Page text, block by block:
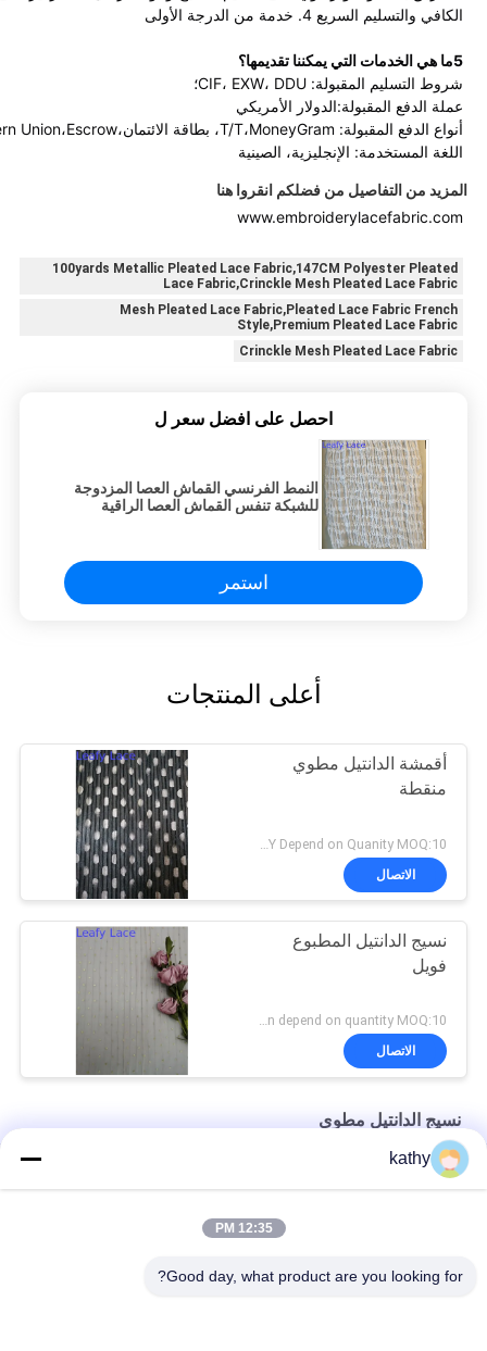
الكافي والتسليم السريع 4. خدمة من الدرجة الأولى
5ما هي الخدمات التي يمكننا تقديمها؟
شروط التسليم المقبولة: CIF، EXW، DDU؛
عملة الدفع المقبولة:الدولار الأمريكي
أنواع الدفع المقبولة: T/T،MoneyGram، بطاقة الائتمان،PayPal،Western Union،Escrow؛
اللغة المستخدمة: الإنجليزية، الصينية
المزيد من التفاصيل من فضلكم انقروا هنا
www.embroiderylacefabric.com
100yards Metallic Pleated Lace Fabric,147CM Polyester Pleated
Lace Fabric,Crinckle Mesh Pleated Lace Fabric
Mesh Pleated Lace Fabric,Pleated Lace Fabric French
Style,Premium Pleated Lace Fabric
Crinckle Mesh Pleated Lace Fabric
احصل على افضل سعر ل
النمط الفرنسي القماش العصا المزدوجة
للشبكة تنفس القماش العصا الراقية
استمر
أعلى المنتجات
أقمشة الدانتيل مطوي
منقطة
USD5-7/Y Depend on Quanity MOQ:10 ياردة
الاتصال
نسيج الدانتيل المطبوع
فويل
Negotiation depend on quantity MOQ:10 ياردة
الاتصال
نسيج الدانتيل مطوي
سحاب شبكة معطف أسود بوليستر مطوي أقمشة الدانتيل
kathy
12:35 PM
Good day, what product are you looking for?